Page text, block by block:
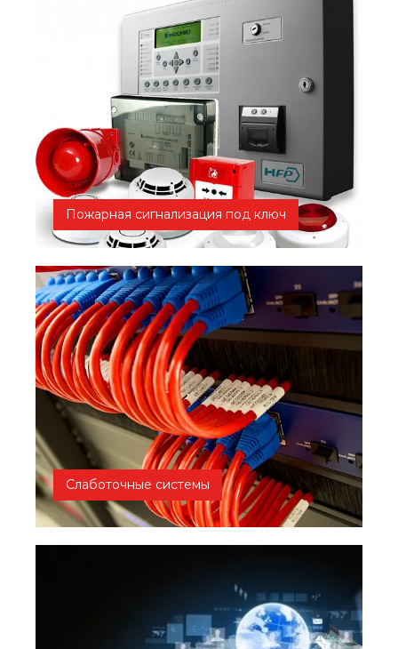
Пожарная сигнализация под ключ
Слаботочные системы
Описание Каталог ПРОЕКТИРОВАНИЕ,